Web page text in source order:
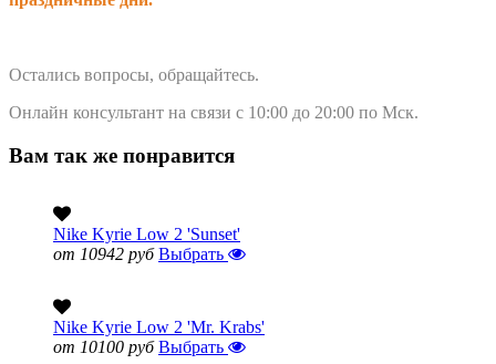
Остались вопросы, обращайтесь.
Онлайн консультант на связи с 10:00 до 20:00 по Мск.
Вам так же понравится
Nike Kyrie Low 2 'Sunset'
от 10942 руб Выбрать
Nike Kyrie Low 2 'Mr. Krabs'
от 10100 руб Выбрать